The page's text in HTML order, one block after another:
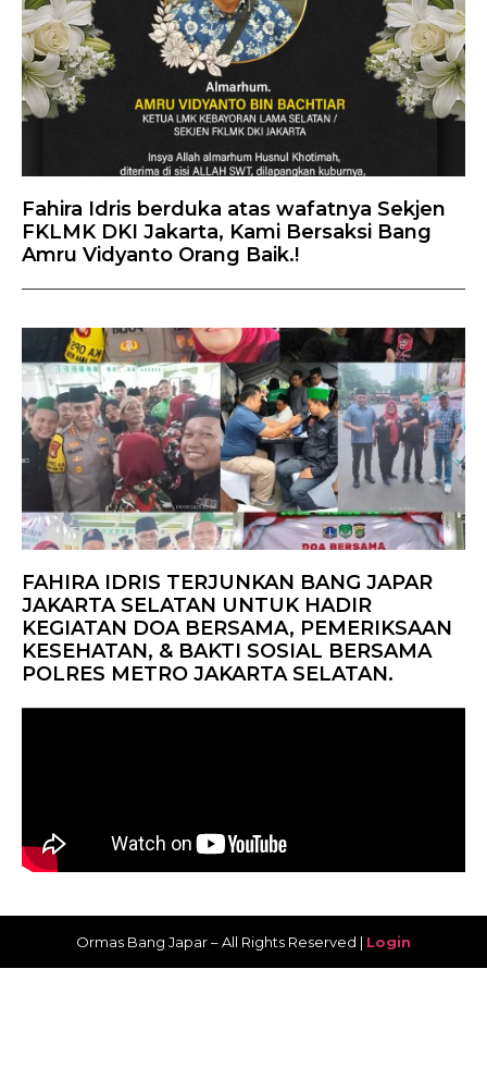
Fahira Idris berduka atas wafatnya Sekjen
FKLMK DKI Jakarta, Kami Bersaksi Bang
Amru Vidyanto Orang Baik.!
FAHIRA IDRIS TERJUNKAN BANG JAPAR
JAKARTA SELATAN UNTUK HADIR
KEGIATAN DOA BERSAMA, PEMERIKSAAN
KESEHATAN, & BAKTI SOSIAL BERSAMA
POLRES METRO JAKARTA SELATAN.
Ormas Bang Japar – All Rights Reserved | Login